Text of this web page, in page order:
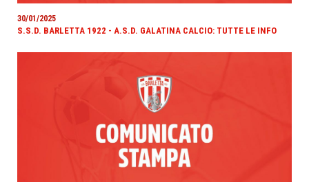
30/01/2025
S.S.D. BARLETTA 1922 - A.S.D. GALATINA CALCIO: TUTTE LE INFO